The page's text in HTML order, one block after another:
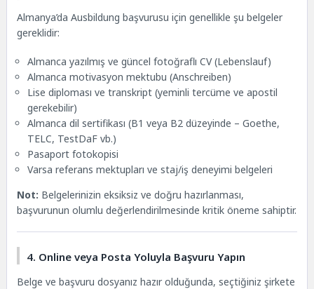
Almanya’da Ausbildung başvurusu için genellikle şu belgeler
gereklidir:
Almanca yazılmış ve güncel fotoğraflı CV (Lebenslauf)
Almanca motivasyon mektubu (Anschreiben)
Lise diploması ve transkript (yeminli tercüme ve apostil
gerekebilir)
Almanca dil sertifikası (B1 veya B2 düzeyinde – Goethe,
TELC, TestDaF vb.)
Pasaport fotokopisi
Varsa referans mektupları ve staj/iş deneyimi belgeleri
Not: Belgelerinizin eksiksiz ve doğru hazırlanması,
başvurunun olumlu değerlendirilmesinde kritik öneme sahiptir.
4. Online veya Posta Yoluyla Başvuru Yapın
Belge ve başvuru dosyanız hazır olduğunda, seçtiğiniz şirkete